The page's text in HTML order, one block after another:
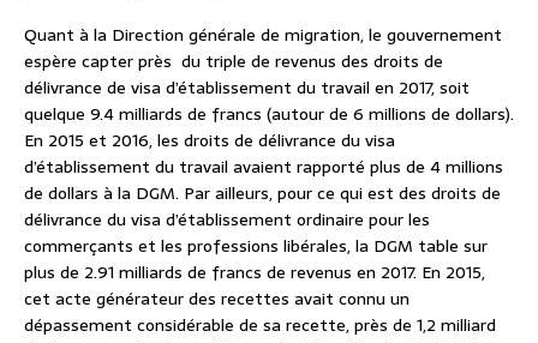
Quant à la Direction générale de migration, le gouvernement
espère capter près du triple de revenus des droits de
délivrance de visa d’établissement du travail en 2017, soit
quelque 9.4 milliards de francs (autour de 6 millions de dollars).
En 2015 et 2016, les droits de délivrance du visa
d’établissement du travail avaient rapporté plus de 4 millions
de dollars à la DGM. Par ailleurs, pour ce qui est des droits de
délivrance du visa d’établissement ordinaire pour les
commerçants et les professions libérales, la DGM table sur
plus de 2.91 milliards de francs de revenus en 2017. En 2015,
cet acte générateur des recettes avait connu un
dépassement considérable de sa recette, près de 1,2 milliard